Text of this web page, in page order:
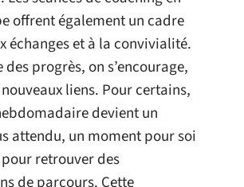
offrent également un cadre
échanges et à la convivialité.
progrès, on s’encourage,
liens. Pour certains,
devient un
attendu, un moment pour soi
retrouver des
de parcours. Cette